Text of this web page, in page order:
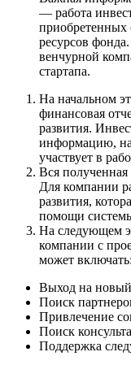
— работа
приобретенных
ресурсов
венчурной
стартапа.
На начальном
финансовая
развития.
информацию,
участвует в
Вся
Для компании
развития,
помощи
На следующем
компании с
может включать:
Выход на
Поиск
Привлечение
Поиск
Поддержка